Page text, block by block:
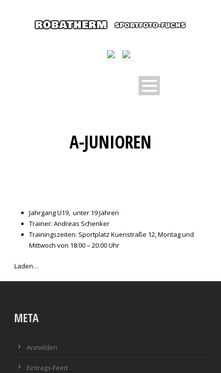
A-JUNIOREN
Jahrgang U19, unter 19 Jahren
Trainer: Andreas Schenker
Trainingszeiten: Sportplatz Kuenstraße 12, Montag und
Mittwoch von 18:00 – 20:00 Uhr
Laden…
META
Anmelden
Eintrags-Feed